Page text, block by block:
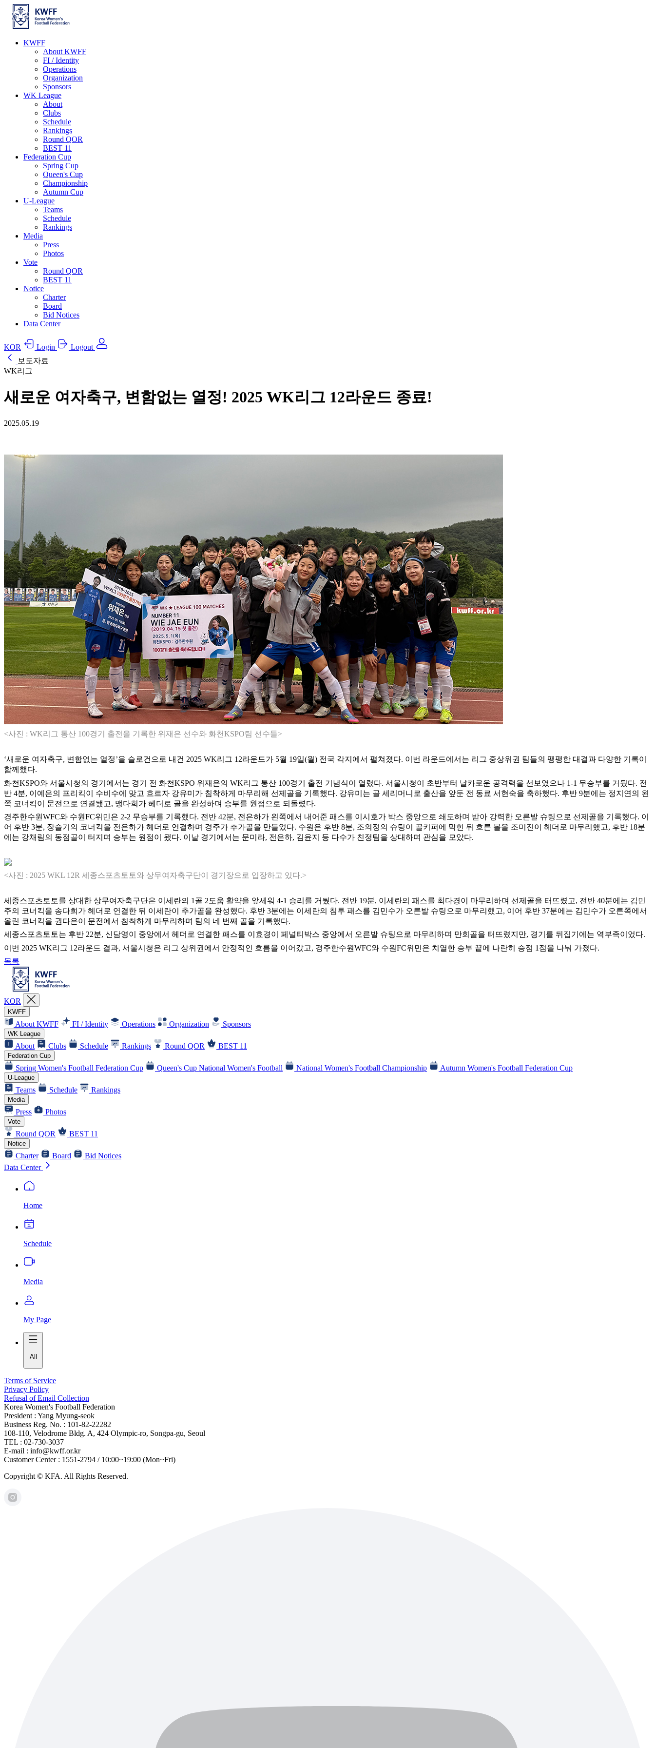
KWFF
About KWFF
FI / Identity
Operations
Organization
Sponsors
WK League
About
Clubs
Schedule
Rankings
Round QOR
BEST 11
Federation Cup
Spring Cup
Queen's Cup
Championship
Autumn Cup
U-League
Teams
Schedule
Rankings
Media
Press
Photos
Vote
Round QOR
BEST 11
Notice
Charter
Board
Bid Notices
Data Center
KOR Login
Logout
보도자료
WK리그
새로운 여자축구, 변함없는 열정! 2025 WK리그 12라운드 종료!
2025.05.19
<사진 : WK리그 통산 100경기 출전을 기록한 위재은 선수와 화천KSPO팀 선수들>
‘새로운 여자축구, 변함없는 열정’을 슬로건으로 내건 2025 WK리그 12라운드가 5월 19일(월) 전국 각지에서 펼쳐졌다. 이번 라운드에서는 리그 중상위권 팀들의 팽팽한 대결과 다양한 기록이
함께했다.
화천KSPO와 서울시청의 경기에서는 경기 전 화천KSPO 위재은의 WK리그 통산 100경기 출전 기념식이 열렸다. 서울시청이 초반부터 날카로운 공격력을 선보였으나 1-1 무승부를 거뒀다. 전
반 4분, 이예은의 프리킥이 수비수에 맞고 흐르자 강유미가 침착하게 마무리해 선제골을 기록했다. 강유미는 골 세리머니로 출산을 앞둔 전 동료 서현숙을 축하했다. 후반 9분에는 정지연의 왼
쪽 코너킥이 문전으로 연결됐고, 맹다희가 헤더로 골을 완성하며 승부를 원점으로 되돌렸다.
경주한수원WFC와 수원FC위민은 2-2 무승부를 기록했다. 전반 42분, 전은하가 왼쪽에서 내어준 패스를 이시호가 박스 중앙으로 쇄도하며 받아 강력한 오른발 슈팅으로 선제골을 기록했다. 이
어 후반 3분, 장슬기의 코너킥을 전은하가 헤더로 연결하며 경주가 추가골을 만들었다. 수원은 후반 8분, 조의정의 슈팅이 골키퍼에 막힌 뒤 흐른 볼을 조미진이 헤더로 마무리했고, 후반 18분
에는 강채림의 동점골이 터지며 승부는 원점이 됐다. 이날 경기에서는 문미라, 전은하, 김윤지 등 다수가 친정팀을 상대하며 관심을 모았다.
<사진 : 2025 WKL 12R 세종스포츠토토와 상무여자축구단이 경기장으로 입장하고 있다.>
세종스포츠토토를 상대한 상무여자축구단은 이세란의 1골 2도움 활약을 앞세워 4-1 승리를 거뒀다. 전반 19분, 이세란의 패스를 최다경이 마무리하며 선제골을 터뜨렸고, 전반 40분에는 김민
주의 코너킥을 송다희가 헤더로 연결한 뒤 이세란이 추가골을 완성했다. 후반 3분에는 이세란의 침투 패스를 김민수가 오른발 슈팅으로 마무리했고, 이어 후반 37분에는 김민수가 오른쪽에서
올린 코너킥을 권다은이 문전에서 침착하게 마무리하며 팀의 네 번째 골을 기록했다.
세종스포츠토토는 후반 22분, 신담영이 중앙에서 헤더로 연결한 패스를 이효경이 페널티박스 중앙에서 오른발 슈팅으로 마무리하며 만회골을 터뜨렸지만, 경기를 뒤집기에는 역부족이었다.
이번 2025 WK리그 12라운드 결과, 서울시청은 리그 상위권에서 안정적인 흐름을 이어갔고, 경주한수원WFC와 수원FC위민은 치열한 승부 끝에 나란히 승점 1점을 나눠 가졌다.
목록
KOR
KWFF
About KWFF FI / Identity Operations Organization Sponsors
WK League
About Clubs Schedule Rankings Round QOR BEST 11
Federation Cup
Spring Women's Football Federation Cup Queen's Cup National Women's Football National Women's Football Championship Autumn Women's Football Federation Cup
U-League
Teams Schedule Rankings
Media
Press Photos
Vote
Round QOR BEST 11
Notice
Charter Board
Bid Notices
Data Center
Home
Schedule
Media
My Page
All
Terms of Service
Privacy Policy
Refusal of Email Collection
Korea Women's Football Federation
President : Yang Myung-seok
Business Reg. No. : 101-82-22282
108-110, Velodrome Bldg. A, 424 Olympic-ro, Songpa-gu, Seoul
TEL : 02-730-3037
E-mail : info@kwff.or.kr
Customer Center : 1551-2794 / 10:00~19:00 (Mon~Fri)
Copyright © KFA. All Rights Reserved.